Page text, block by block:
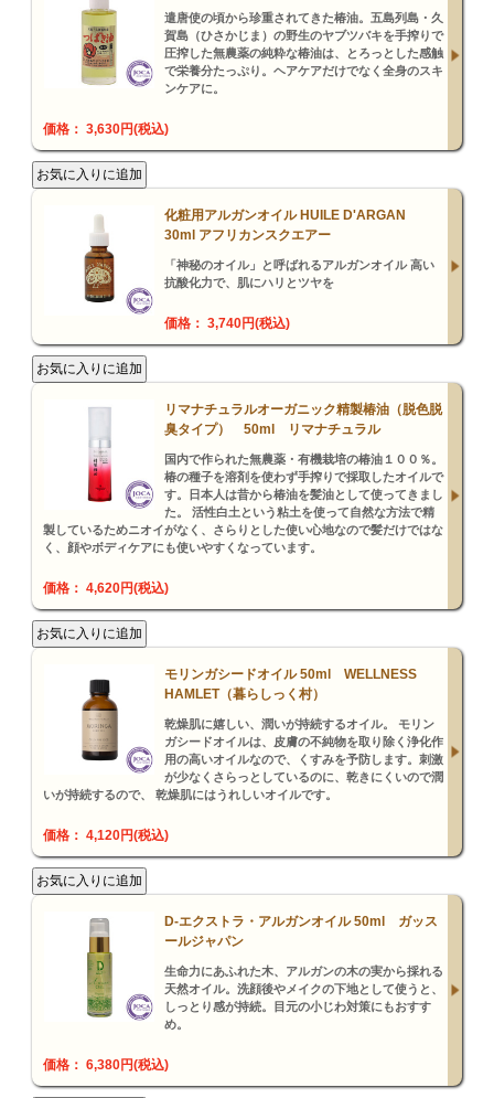
遣唐使の頃から珍重されてきた椿油。五島列島・久
賀島（ひさかじま）の野生のヤブツバキを手搾りで
圧搾した無農薬の純粋な椿油は、とろっとした感触
で栄養分たっぷり。ヘアケアだけでなく全身のスキ
ンケアに。
価格： 3,630円(税込)
化粧用アルガンオイル HUILE D'ARGAN
30ml アフリカンスクエアー
「神秘のオイル」と呼ばれるアルガンオイル 高い
抗酸化力で、肌にハリとツヤを
価格： 3,740円(税込)
リマナチュラルオーガニック精製椿油（脱色脱
臭タイプ） 50ml リマナチュラル
国内で作られた無農薬・有機栽培の椿油１００％。
椿の種子を溶剤を使わず手搾りで採取したオイルで
す。日本人は昔から椿油を髪油として使ってきまし
た。 活性白土という粘土を使って自然な方法で精
製しているためニオイがなく、さらりとした使い心地なので髪だけではな
く、顔やボディケアにも使いやすくなっています。
価格： 4,620円(税込)
モリンガシードオイル 50ml WELLNESS
HAMLET（暮らしっく村）
乾燥肌に嬉しい、潤いが持続するオイル。 モリン
ガシードオイルは、皮膚の不純物を取り除く浄化作
用の高いオイルなので、くすみを予防します。刺激
が少なくさらっとしているのに、乾きにくいので潤
いが持続するので、 乾燥肌にはうれしいオイルです。
価格： 4,120円(税込)
D-エクストラ・アルガンオイル 50ml ガッス
ールジャパン
生命力にあふれた木、アルガンの木の実から採れる
天然オイル。洗顔後やメイクの下地として使うと、
しっとり感が持続。目元の小じわ対策にもおすす
め。
価格： 6,380円(税込)